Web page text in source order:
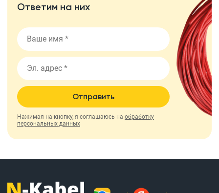
Ответим на них
Отправить
Нажимая на кнопку, я соглашаюсь на обработку
персональных данных